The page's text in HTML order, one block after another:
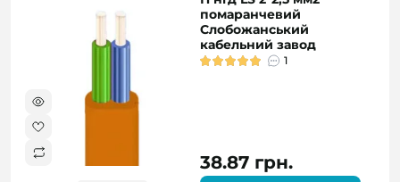
помаранчевий
Слобожанський
кабельний завод
1
38.87 грн.